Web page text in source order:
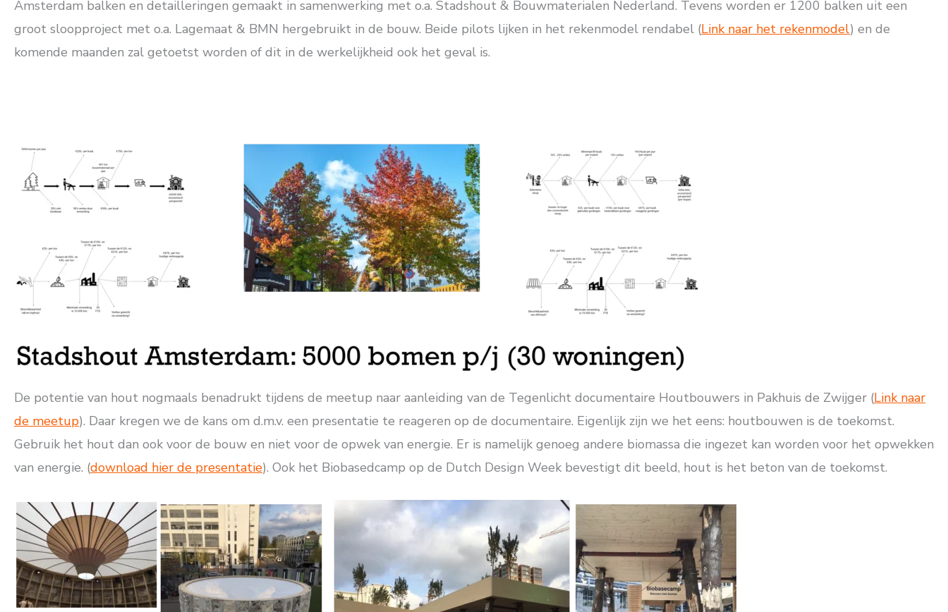
Amsterdam balken en detailleringen gemaakt in samenwerking met o.a. Stadshout & Bouwmaterialen Nederland. Tevens worden er 1200 balken uit een
groot sloopproject met o.a. Lagemaat & BMN hergebruikt in de bouw. Beide pilots lijken in het rekenmodel rendabel (Link naar het rekenmodel) en de
komende maanden zal getoetst worden of dit in de werkelijkheid ook het geval is.
De potentie van hout nogmaals benadrukt tijdens de meetup naar aanleiding van de Tegenlicht documentaire Houtbouwers in Pakhuis de Zwijger (Link naar
de meetup). Daar kregen we de kans om d.m.v. een presentatie te reageren op de documentaire. Eigenlijk zijn we het eens: houtbouwen is de toekomst.
Gebruik het hout dan ook voor de bouw en niet voor de opwek van energie. Er is namelijk genoeg andere biomassa die ingezet kan worden voor het opwekken
van energie. (download hier de presentatie). Ook het Biobasedcamp op de Dutch Design Week bevestigt dit beeld, hout is het beton van de toekomst.